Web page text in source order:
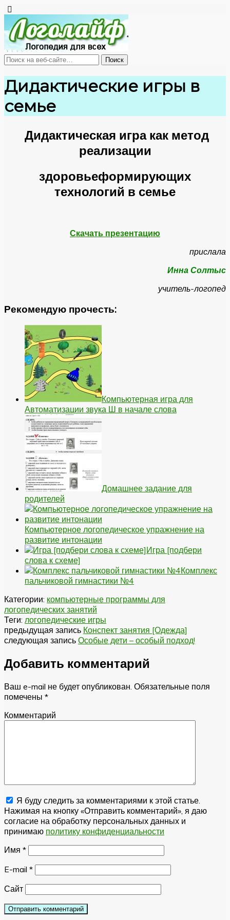
Дидактические игры в
семье
Дидактическая игра как метод
реализации
здоровьеформирующих
технологий в семье
Скачать презентацию
прислала
Инна Солтыс
учитель-логопед
Рекомендую прочесть:
Компьютерная игра для
Автоматизации звука Ш в начале слова
Домашнее задание для
родителей
Компьютерное логопедическое упражнение на
развитие интонации
Игра [подбери
слова к схеме]
Комплекс
пальчиковой гимнастики №4
Категории: компьютерные программы для
логопедических занятий
Теги: логопедические игры
предыдущая запись Конспект занятия [Одежда]
следующая запись Особые дети – особый подход!
Добавить комментарий
Ваш e-mail не будет опубликован. Обязательные поля
помечены *
Комментарий
Я буду следить за комментариями к этой статье.
Нажимая на кнопку «Отправить комментарий», я даю
согласие на обработку персональных данных и
принимаю политику конфиденциальности
Имя *
E-mail *
Сайт